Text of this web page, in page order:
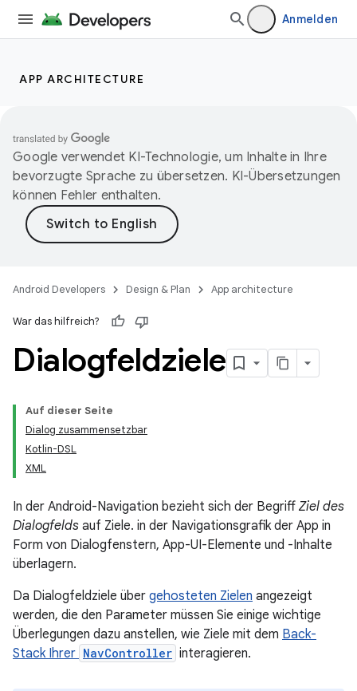
Anmelden
APP ARCHITECTURE
Google verwendet KI-Technologie, um Inhalte in Ihre
bevorzugte Sprache zu übersetzen. KI-Übersetzungen
können Fehler enthalten.
Android Developers Design & Plan App architecture
War das hilfreich?
Dialogfeldziele
Auf dieser Seite
Dialog zusammensetzbar
Kotlin-DSL
XML
In der Android-Navigation bezieht sich der Begriff Ziel des
Dialogfelds auf Ziele. in der Navigationsgrafik der App in
Form von Dialogfenstern, App-UI-Elemente und -Inhalte
überlagern.
Da Dialogfeldziele über gehosteten Zielen angezeigt
werden, die den Parameter müssen Sie einige wichtige
Überlegungen dazu anstellen, wie Ziele mit dem Back-
Stack Ihrer NavController interagieren.